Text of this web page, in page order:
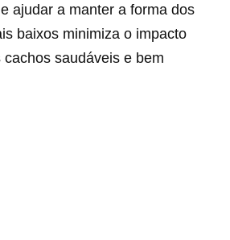
ajudar a manter a forma dos
baixos minimiza o impacto
saudáveis e bem